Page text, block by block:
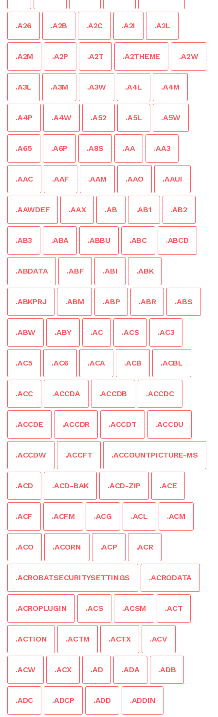
.A26 .A2B .A2C .A2I .A2L
.A2M .A2P .A2T .A2THEME .A2W
.A3L .A3M .A3W .A4L .A4M
.A4P .A4W .A52 .A5L .A5W
.A65 .A6P .A8S .AA .AA3
.AAC .AAF .AAM .AAO .AAUI
.AAWDEF .AAX .AB .AB1 .AB2
.AB3 .ABA .ABBU .ABC .ABCD
.ABDATA .ABF .ABI .ABK
.ABKPRJ .ABM .ABP .ABR .ABS
.ABW .ABY .AC .AC$ .AC3
.AC5 .AC6 .ACA .ACB .ACBL
.ACC .ACCDA .ACCDB .ACCDC
.ACCDE .ACCDR .ACCDT .ACCDU
.ACCDW .ACCFT .ACCOUNTPICTURE-MS
.ACD .ACD-BAK .ACD-ZIP .ACE
.ACF .ACFM .ACG .ACL .ACM
.ACO .ACORN .ACP .ACR
.ACROBATSECURITYSETTINGS .ACRODATA
.ACROPLUGIN .ACS .ACSM .ACT
.ACTION .ACTM .ACTX .ACV
.ACW .ACX .AD .ADA .ADB
.ADC .ADCP .ADD .ADDIN